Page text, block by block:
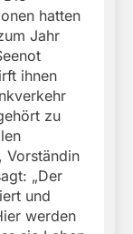
hatten
Jahr
ihnen
zu
Vorständin
„Der
und
werden